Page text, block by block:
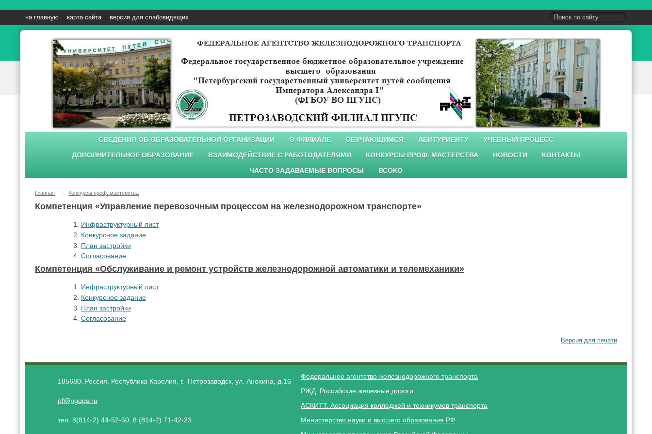
на главную карта сайта версия для слабовидящих
СВЕДЕНИЯ ОБ ОБРАЗОВАТЕЛЬНОЙ ОРГАНИЗАЦИИ О ФИЛИАЛЕ ОБУЧАЮЩИМСЯ АБИТУРИЕНТУ УЧЕБНЫЙ ПРОЦЕСС
ДОПОЛНИТЕЛЬНОЕ ОБРАЗОВАНИЕ ВЗАИМОДЕЙСТВИЕ С РАБОТОДАТЕЛЯМИ КОНКУРСЫ ПРОФ. МАСТЕРСТВА НОВОСТИ КОНТАКТЫ
ЧАСТО ЗАДАВАЕМЫЕ ВОПРОСЫ ВСОКО
Главная → Конкурсы проф. мастерства
Компетенция «Управление перевозочным процессом на железнодорожном транспорте»
Инфраструктурный лист
Конкурсное задание
План застройки
Согласование
Компетенция «Обслуживание и ремонт устройств железнодорожной автоматики и телемеханики»
Инфраструктурный лист
Конкурсное задание
План застройки
Согласование
Версия для печати
185680, Россия, Республика Карелия, г. Петрозаводск, ул. Анохина, д.16
Федеральное агентство железнодорожного транспорта
РЖД. Российские железные дороги
АСКИТТ. Ассоциация колледжей и техникумов транспорта
Министерство науки и высшего образования РФ
pf@pgups.ru
тел. 8(814-2) 44-52-50, 8 (814-2) 71-42-23